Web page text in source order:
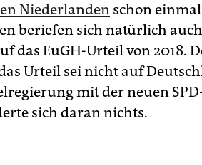
Niederlanden schon
beriefen sich natürlich auch
das EuGH-Urteil von 2018.
Urteil sei nicht auf
mit der neuen
sich daran nichts.